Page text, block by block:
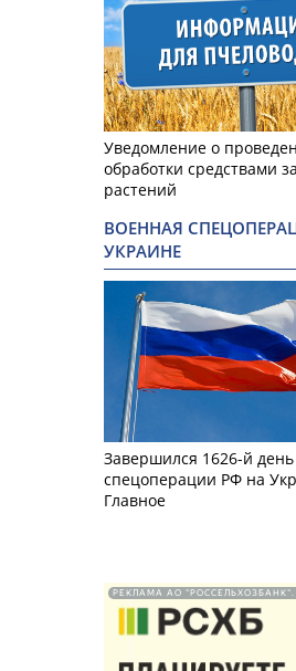
Уведомление о
обработки средствами
растений
ВОЕННАЯ
УКРАИНЕ
Завершился 1626-й день
спецоперации РФ на
Главное
РЕКЛАМА АО "РОССЕЛЬХОЗБАНК".